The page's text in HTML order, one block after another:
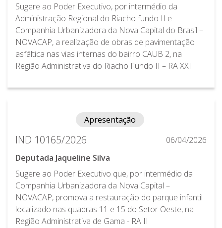
Sugere ao Poder Executivo, por intermédio da
Administração Regional do Riacho fundo II e
Companhia Urbanizadora da Nova Capital do Brasil –
NOVACAP, a realização de obras de pavimentação
asfáltica nas vias internas do bairro CAUB 2, na
Região Administrativa do Riacho Fundo II – RA XXI
Apresentação
IND 10165/2026
06/04/2026
Deputada Jaqueline Silva
Sugere ao Poder Executivo que, por intermédio da
Companhia Urbanizadora da Nova Capital –
NOVACAP, promova a restauração do parque infantil
localizado nas quadras 11 e 15 do Setor Oeste, na
Região Administrativa de Gama - RA II